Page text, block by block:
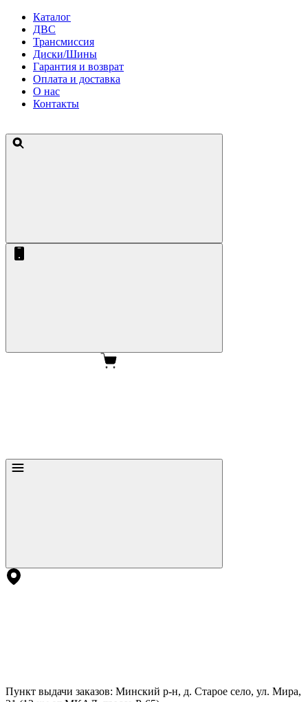
Каталог
ДВС
Трансмиссия
Диски/Шины
Гарантия и возврат
Оплата и доставка
О нас
Контакты
Пункт выдачи заказов: Минский р-н, д. Старое село, ул. Мира,